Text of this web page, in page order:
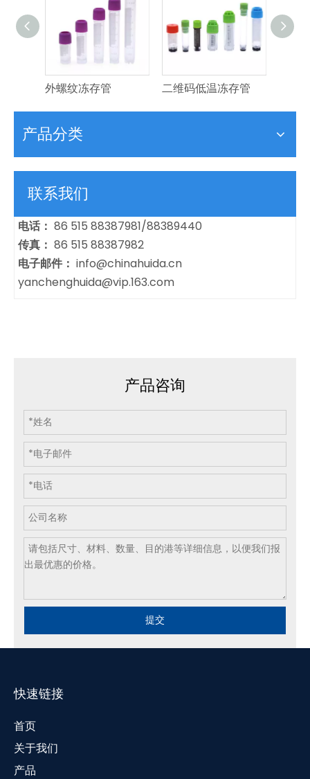
外螺纹冻存管 二维码低温冻存管
产品分类
联系我们
电话： 86 515 88387981/88389440
传真： 86 515 88387982
电子邮件： info@chinahuida.cn
yanchenghuida@vip.163.com
产品咨询
提交
快速链接
首页
关于我们
产品